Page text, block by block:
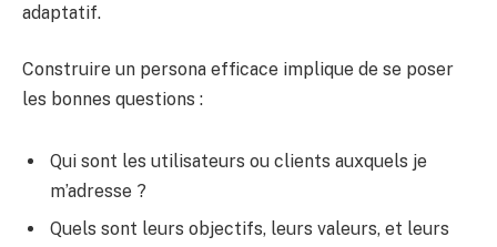
adaptatif.
Construire un persona efficace implique de se poser
les bonnes questions :
Qui sont les utilisateurs ou clients auxquels je
m’adresse ?
Quels sont leurs objectifs, leurs valeurs, et leurs